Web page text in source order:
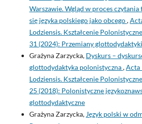
Warszawie. Wgląd w proces czytania
się języka polskiego jako obcego,
Lodziensis. Kształcenie
31 (2024): Przemiany
Grażyna Zarzycka, Dyskurs –
glottodydaktyka polonistyczna,Acta
Lodziensis. Kształcenie
25 (2018): Polonistyczne
glottodydaktyczne
Grażyna Zarzycka, Język polski w